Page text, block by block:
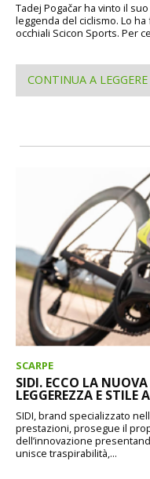
Tadej Pogačar ha vinto il
leggenda del ciclismo. Lo
occhiali Scicon Sports. Per
CONTINUA A LEGGERE
SCARPE
SIDI. ECCO LA
LEGGEREZZA E STILE
SIDI, brand specializzato
prestazioni, prosegue il
dell’innovazione
unisce traspirabilità,...